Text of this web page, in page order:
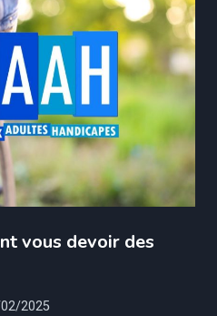
vous devoir des
2025